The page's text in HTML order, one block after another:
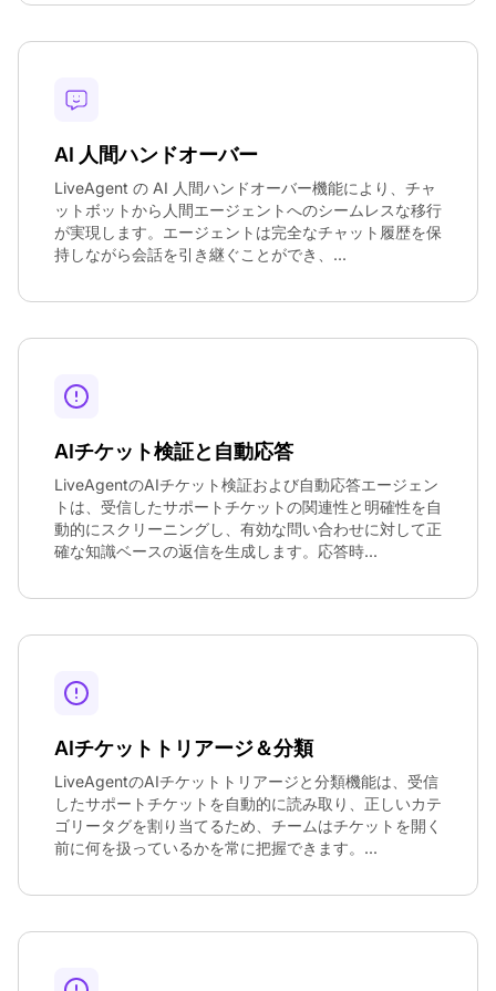
AI 人間ハンドオーバー
LiveAgent の AI 人間ハンドオーバー機能により、チャ
ットボットから人間エージェントへのシームレスな移行
が実現します。エージェントは完全なチャット履歴を保
持しながら会話を引き継ぐことができ、...
AIチケット検証と自動応答
LiveAgentのAIチケット検証および自動応答エージェン
トは、受信したサポートチケットの関連性と明確性を自
動的にスクリーニングし、有効な問い合わせに対して正
確な知識ベースの返信を生成します。応答時...
AIチケットトリアージ＆分類
LiveAgentのAIチケットトリアージと分類機能は、受信
したサポートチケットを自動的に読み取り、正しいカテ
ゴリータグを割り当てるため、チームはチケットを開く
前に何を扱っているかを常に把握できます。...